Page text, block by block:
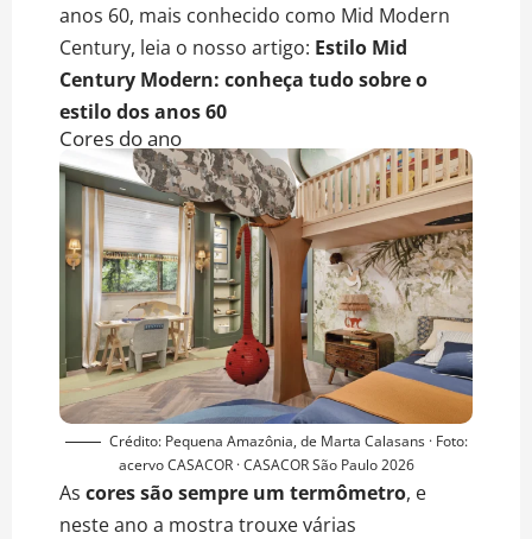
anos 60, mais conhecido como Mid Modern
Century, leia o nosso artigo: Estilo Mid
Century Modern: conheça tudo sobre o
estilo dos anos 60
Cores do ano
Crédito: Pequena Amazônia, de Marta Calasans · Foto:
acervo CASACOR · CASACOR São Paulo 2026
As cores são sempre um termômetro, e
neste ano a mostra trouxe várias